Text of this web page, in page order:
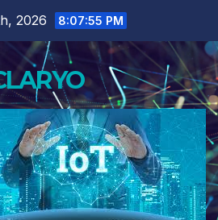
2026 8:07:56 PM